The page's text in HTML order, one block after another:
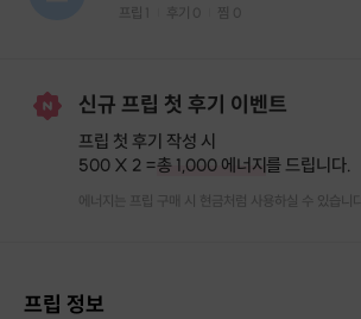
프립 후기 0 찜 0
신규 프립 첫 후기 이벤트
프립 첫 후기 작성 시
500 X 2 =총 1,000 에너지를 드립니다.
에너지는 프립 구매 시 현금처럼 사용하실 수 있습니다.
프립 정보